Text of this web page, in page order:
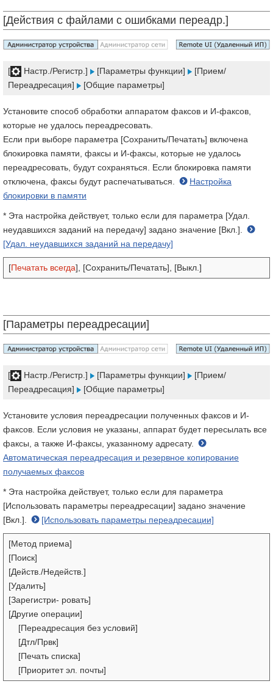
[Действия с файлами с ошибками переадр.]
[ Настр./Регистр.] [Параметры функции]
[Прием/
Переадресация]
[Общие параметры]
Установите способ обработки аппаратом факсов и И-факсов,
которые не удалось переадресовать.
Если при выборе параметра [Сохранить/Печатать] включена
блокировка памяти, факсы и И-факсы, которые не удалось
переадресовать, будут сохраняться. Если блокировка памяти
отключена, факсы будут распечатываться.
Настройка
блокировки в памяти
* Эта настройка действует, только если для параметра [Удал.
неудавшихся заданий на передачу] задано значение [Вкл.].
[Удал. неудавшихся заданий на передачу]
[Печатать всегда], [Сохранить/Печатать], [Выкл.]
[Параметры переадресации]
[ Настр./Регистр.] [Параметры функции]
[Прием/
Переадресация]
[Общие параметры]
Установите условия переадресации полученных факсов и И-
факсов. Если условия не указаны, аппарат будет пересылать все
факсы, а также И-факсы, указанному адресату.
Автоматическая переадресация и резервное копирование
получаемых факсов
* Эта настройка действует, только если для параметра
[Использовать параметры переадресации] задано значение
[Вкл.].
[Использовать параметры переадресации]
[Метод приема]
[Поиск]
[Действ./Недейств.]
[Удалить]
[Зарегистри- ровать]
[Другие операции]
[Переадресация без условий]
[Дтл/Првк]
[Печать списка]
[Приоритет эл. почты]